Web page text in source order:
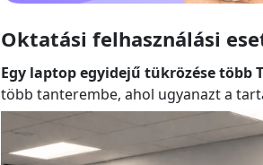
Oktatási felhasználási
Egy laptop egyidejű tükrözése több
több tanterembe, ahol ugyanazt a